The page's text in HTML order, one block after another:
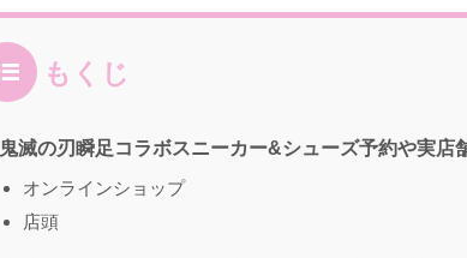
もくじ
鬼滅の刃瞬足コラボスニーカー&シューズ予約や実店
オンラインショップ
店頭